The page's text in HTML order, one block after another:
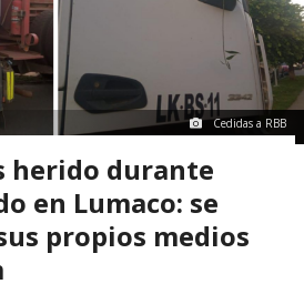
Cedidas a RBB
herido durante
en Lumaco: se
propios medios